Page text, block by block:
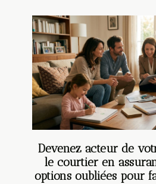
Devenez acteur de
le courtier en
options oubliées pour